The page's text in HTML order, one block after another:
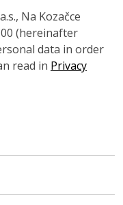
Na Kozačce
(hereinafter
data in order
read in Privacy